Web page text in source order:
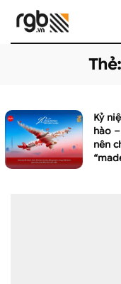
Thẻ:
Kỷ
hào
nên